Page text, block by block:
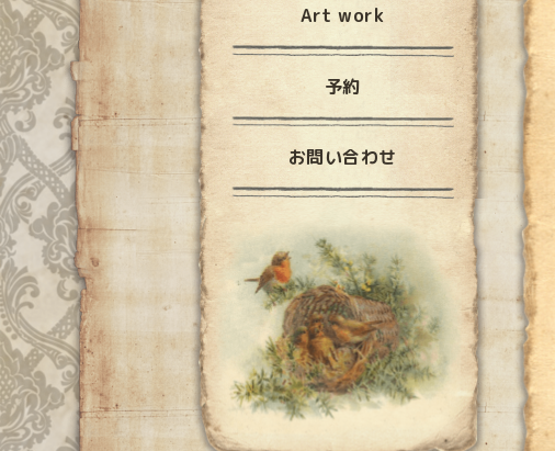
Art work
予約
お問い合わせ